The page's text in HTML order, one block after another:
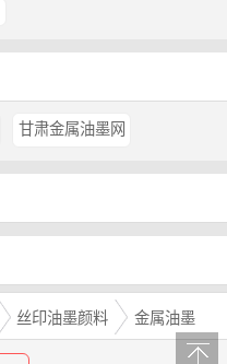
甘肃金属油墨网
丝印油墨颜料 金属油墨